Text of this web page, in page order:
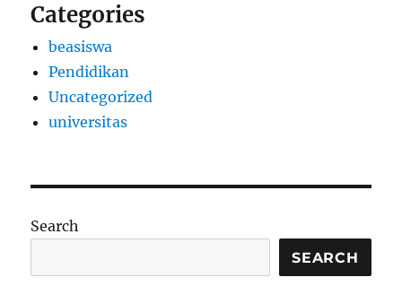
Categories
beasiswa
Pendidikan
Uncategorized
universitas
Search
SEARCH